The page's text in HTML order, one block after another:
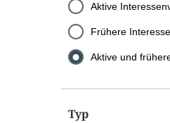
Aktive
Frühere
Aktive und
Typ